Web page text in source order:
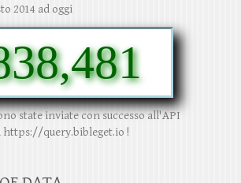
2014 ad oggi
state inviate con successo all'API
https://query.bibleget.io !